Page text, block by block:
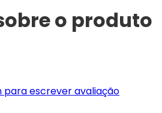
o produto
para escrever avaliação